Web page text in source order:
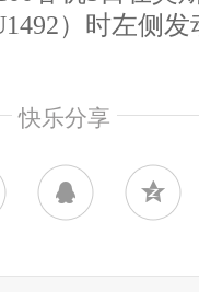
）时左侧
快乐分享